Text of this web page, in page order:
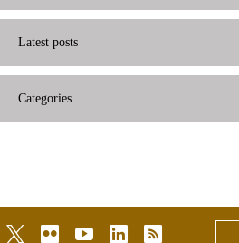
Latest posts
Categories
twitterflickr youtubelinkedinrss